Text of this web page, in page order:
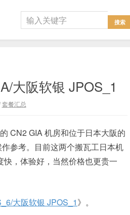
大阪软银 JPOS_1
套餐汇总
CN2 GIA 机房和位于日本大阪的
参考。目前这两个搬瓦工日本机
，体验好，当然价格也更贵一
大阪软银 JPOS_1》。